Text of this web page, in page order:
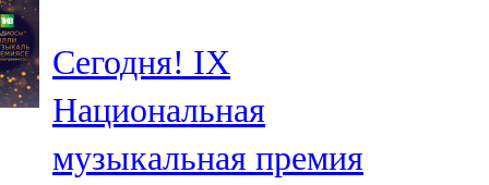
Сегодня! IX
Национальная
музыкальная премия